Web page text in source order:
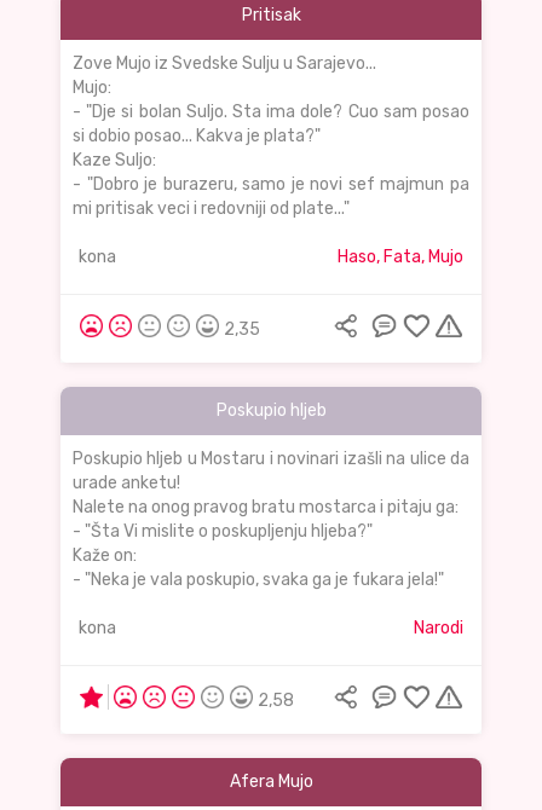
Pritisak
Zove Mujo iz Svedske Sulju u Sarajevo...
Mujo:
- "Dje si bolan Suljo. Sta ima dole? Cuo sam posao
si dobio posao... Kakva je plata?"
Kaze Suljo:
- "Dobro je burazeru, samo je novi sef majmun pa
mi pritisak veci i redovniji od plate..."
kona Haso, Fata, Mujo
2,35
Poskupio hljeb
Poskupio hljeb u Mostaru i novinari izašli na ulice da
urade anketu!
Nalete na onog pravog bratu mostarca i pitaju ga:
- "Šta Vi mislite o poskupljenju hljeba?"
Kaže on:
- "Neka je vala poskupio, svaka ga je fukara jela!"
kona Narodi
2,58
Afera Mujo